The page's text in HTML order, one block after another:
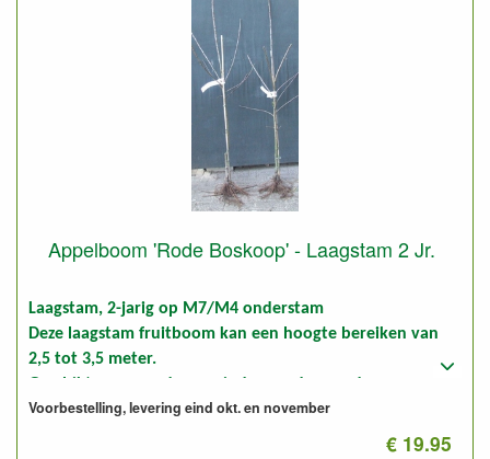
Appelboom 'Rode Boskoop' - Laagstam 2 Jr.
Laagstam, 2-jarig op M7/M4 onderstam
Deze laagstam fruitboom kan een hoogte bereiken van
2,5 tot 3,5 meter.
Geschikt voor goede en minder goede gronden.
Foto: laagstam 2-jarig, ongesnoeid en gesnoeid
Voorbestelling, levering eind okt. en november
€ 19.95